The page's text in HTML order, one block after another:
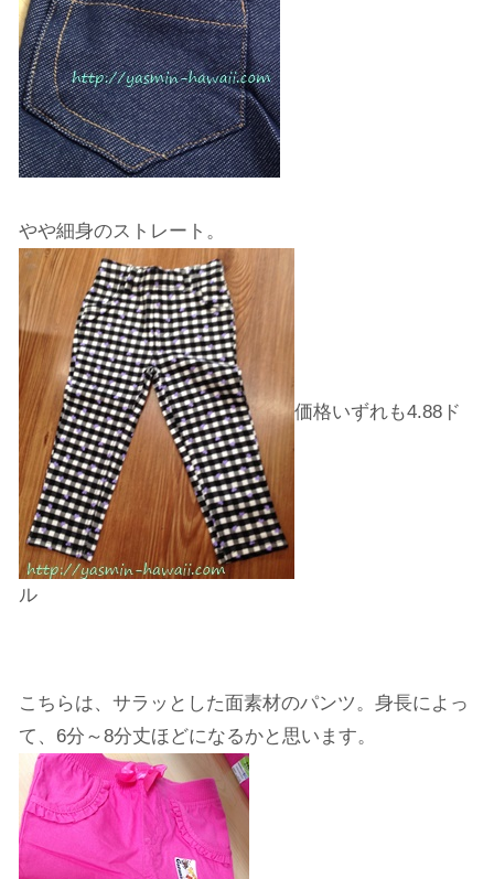
やや細身のストレート。
価格いずれも4.88ド
ル
こちらは、サラッとした面素材のパンツ。身長によっ
て、6分～8分丈ほどになるかと思います。